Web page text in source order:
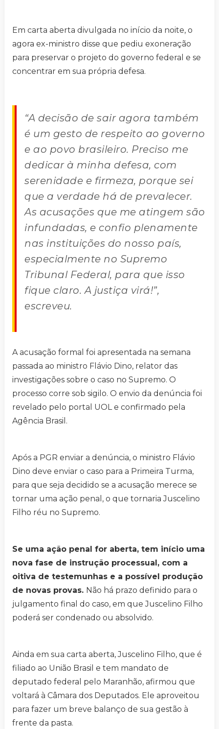
Em carta aberta divulgada no início da noite, o
agora ex-ministro disse que pediu exoneração
para preservar o projeto do governo federal e se
concentrar em sua própria defesa.
“A decisão de sair agora também
é um gesto de respeito ao governo
e ao povo brasileiro. Preciso me
dedicar à minha defesa, com
serenidade e firmeza, porque sei
que a verdade há de prevalecer.
As acusações que me atingem são
infundadas, e confio plenamente
nas instituições do nosso país,
especialmente no Supremo
Tribunal Federal, para que isso
fique claro. A justiça virá!”,
escreveu.
A acusação formal foi apresentada na semana
passada ao ministro Flávio Dino, relator das
investigações sobre o caso no Supremo. O
processo corre sob sigilo. O envio da denúncia foi
revelado pelo portal UOL e confirmado pela
Agência Brasil.
Após a PGR enviar a denúncia, o ministro Flávio
Dino deve enviar o caso para a Primeira Turma,
para que seja decidido se a acusação merece se
tornar uma ação penal, o que tornaria Juscelino
Filho réu no Supremo.
Se uma ação penal for aberta, tem início uma
nova fase de instrução processual, com a
oitiva de testemunhas e a possível produção
de novas provas. Não há prazo definido para o
julgamento final do caso, em que Juscelino Filho
poderá ser condenado ou absolvido.
Ainda em sua carta aberta, Juscelino Filho, que é
filiado ao União Brasil e tem mandato de
deputado federal pelo Maranhão, afirmou que
voltará à Câmara dos Deputados. Ele aproveitou
para fazer um breve balanço de sua gestão à
frente da pasta.